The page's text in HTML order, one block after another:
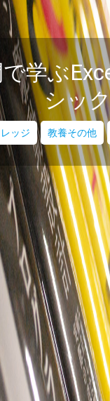
学ぶ
シッ
ッジ 教養その他